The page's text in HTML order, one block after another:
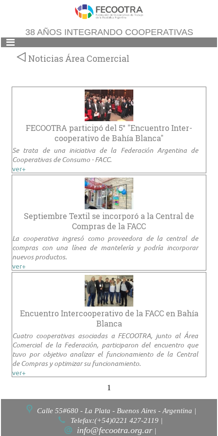
38 AÑOS INTEGRANDO COOPERATIVAS
Noticias Área Comercial
FECOOTRA participó del 5° "Encuentro Inter-
cooperativo de Bahía Blanca"
Se trata de una iniciativa de la Federación Argentina de
Cooperativas de Consumo - FACC.
ver+
Septiembre Textil se incorporó a la Central de
Compras de la FACC
La cooperativa ingresó como proveedora de la central de
compras con una línea de mantelería y podría incorporar
nuevos productos.
ver+
Encuentro Intercooperativo de la FACC en Bahía
Blanca
Cuatro cooperativas asociadas a FECOOTRA, junto al Área
Comercial de la Federación, participaron del encuentro que
tuvo por objetivo analizar el funcionamiento de la Central
de Compras y optimizar su funcionamiento.
ver+
1
Calle 55#680 - La Plata - Buenos Aires - Argentina |
Telefax:(+54)0221 427-2119 |
info@fecootra.org.ar|